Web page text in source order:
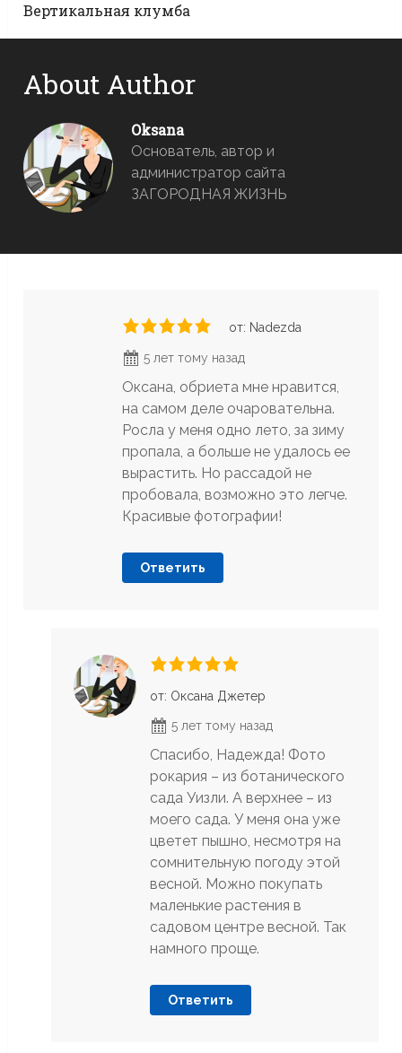
Вертикальная клумба
About Author
Oksana
Основатель, автор и
администратор сайта
ЗАГОРОДНАЯ ЖИЗНЬ
от: Nadezda
5 лет тому назад
Оксана, обриета мне нравится,
на самом деле очаровательна.
Росла у меня одно лето, за зиму
пропала, а больше не удалось ее
вырастить. Но рассадой не
пробовала, возможно это легче.
Красивые фотографии!
Ответить
от: Оксана Джетер
5 лет тому назад
Спасибо, Надежда! Фото
рокария – из ботанического
сада Уизли. А верхнее – из
моего сада. У меня она уже
цветет пышно, несмотря на
сомнительную погоду этой
весной. Можно покупать
маленькие растения в
садовом центре весной. Так
намного проще.
Ответить